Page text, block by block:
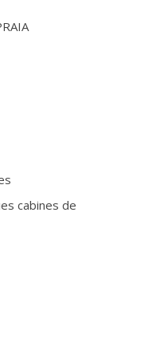
cabines de